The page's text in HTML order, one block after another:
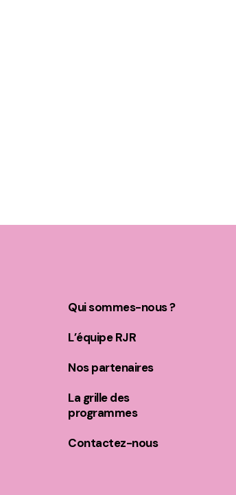
Qui sommes-nous ?
L’équipe RJR
Nos partenaires
La grille des
programmes
Contactez-nous